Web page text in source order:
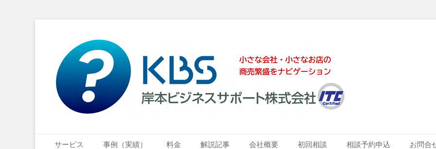
岸本ビジネスサポート株式会社
小さな会社・小さなお店のIT経営をナビゲーション
Primary Menu
サービス 事例（実績） 料金 解説記事 会社概要 初回相談 相談予約申込 お問合